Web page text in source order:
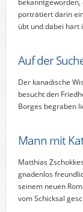
porträtiert darin
übt und dabei hart
Auf der
Der kanadische
besucht den
Borges begraben
Mann mit
Matthias
gnadenlos
seinem neuen
vom Schicksal